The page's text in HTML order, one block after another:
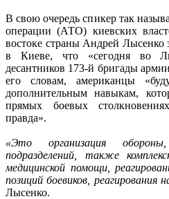
В свою очередь спикер так
операции (АТО) киевских
востоке страны Андрей Лысенко
в Киеве, что «сегодня во
десантников 173-й бригады
его словам, американцы
дополнительным навыкам,
прямых боевых
правда».
«Это организация
подразделений, также
медицинской помощи,
позиций боевиков, реагирования
Лысенко.